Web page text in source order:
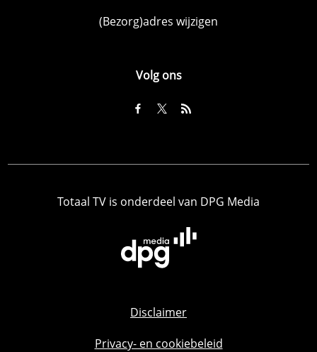
(Bezorg)adres wijzigen
Volg ons
Totaal TV is onderdeel van DPG Media
Disclaimer
Privacy- en cookiebeleid